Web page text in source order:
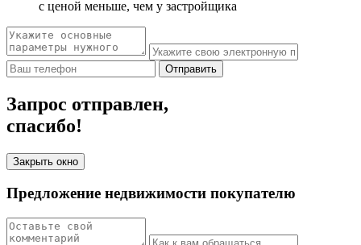
с ценой меньше, чем у застройщика
Отправить
Запрос отправлен,
спасибо!
Закрыть окно
Предложение недвижимости покупателю